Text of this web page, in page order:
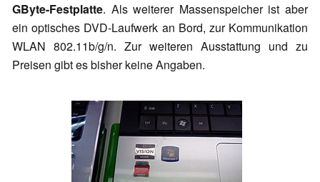
GByte-Festplatte. Als weiterer Massenspeicher ist aber
ein optisches DVD-Laufwerk an Bord, zur Kommunikation
WLAN 802.11b/g/n. Zur weiteren Ausstattung und zu
Preisen gibt es bisher keine Angaben.